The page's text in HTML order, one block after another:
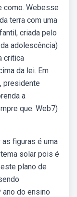
como. Webesse
terra com uma
criada pelo
adolescência)
critica
da lei. Em
presidente
a
que: Web7)
figuras é uma
solar pois é
plano de
do ensino